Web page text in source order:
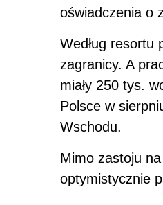
oświadczenia o
Według resortu
zagranicy. A
miały 250 tys.
Polsce w
Wschodu.
Mimo zastoju
optymistycznie